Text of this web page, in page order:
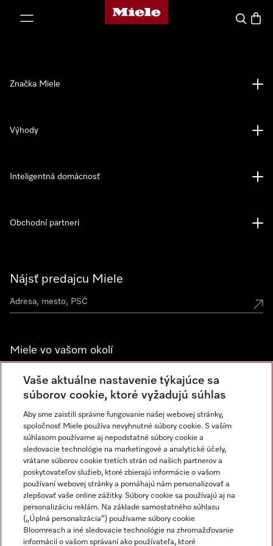
Domovská stránka spoločnosti Miele
Hľadať
Nájsť predajcu Miele
Miele vo vašom okolí
Spoznajte predajne Miele
Newsletter
Značka Miele
Výhody
Inteligentná domácnosť
Obchodní partneri
Miele na Instagrame
Miele na YouTube
Vaše aktuálne nastavenie týkajúce sa
súborov cookie, ktoré vyžadujú súhlas
Aby sme zaistili správne fungovanie našej webovej stránky,
spoločnosť Miele používa nevyhnutné súbory cookie. S vaším
súhlasom používame aj nepodstatné súbory cookie a
sledovacie technológie na marketingové a analytické účely,
vrátane súborov cookie tretích strán od našich partnerov a
poskytovateľov služieb, ktoré zbierajú informácie o vašom
používaní webovej stránky a pomáhajú nám personalizovať a
zlepšovať vaše online zážitky. Súbory cookie sa používajú aj na
personalizáciu reklám. Na základe samostatného súhlasu
(„Úplná personalizácia“) používame súbory cookie
Bloomreach a iné sledovacie technológie na zhromažďovanie
informácií o vašom správaní ako používateľa, ktoré